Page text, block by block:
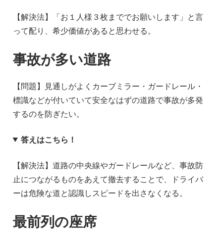
【解決法】「お１人様３枚まででお願いします」と言
って配り、希少価値があると思わせる。
事故が多い道路
【問題】見通しがよくカーブミラー・ガードレール・
標識などが付いていて安全なはずの道路で事故が多発
するのを防ぎたい。
答えはこちら！
【解決法】道路の中央線やガードレールなど、事故防
止につながるものをあえて撤去することで、ドライバ
ーは危険な道と認識しスピードを出さなくなる。
最前列の座席